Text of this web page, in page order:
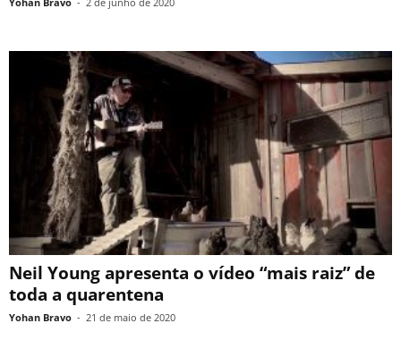
Neil Young apresenta o vídeo “mais raiz” de
toda a quarentena
Yohan Bravo - 21 de maio de 2020